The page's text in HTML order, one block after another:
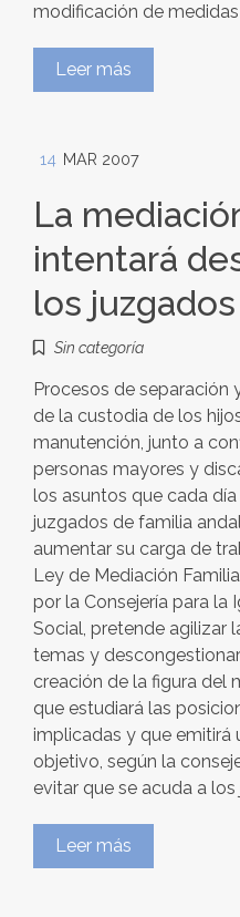
modificación de medidas
Leer más
14 MAR 2007
La
intentará
los juzgados
Sin categoría
Procesos de separación
de la custodia de los
manutención, junto a
personas mayores y
los asuntos que cada
juzgados de familia
aumentar su carga de
Ley de Mediación
por la Consejería para la
Social, pretende agilizar
temas y
creación de la figura del
que estudiará las
implicadas y que emitirá
objetivo, según la
evitar que se acuda a
Leer más